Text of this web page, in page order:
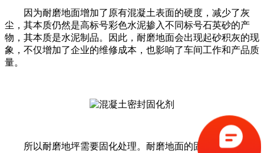
因为耐磨地面增加了原有混凝土表面的硬度，减少了灰
尘，其本质仍然是高标号彩色水泥掺入不同标号石英砂的产
物，其本质是水泥制品。因此，耐磨地面会出现起砂积灰的现
象，不仅增加了企业的维修成本，也影响了车间工作和产品质
量。
所以耐磨地坪需要固化处理。耐磨地面的固化处理可以使